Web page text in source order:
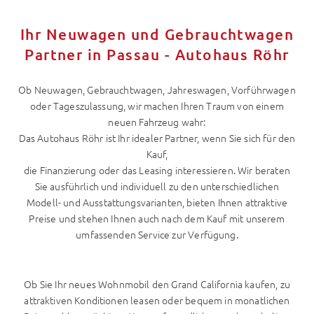
Ihr Neuwagen und Gebrauchtwagen
Partner in Passau - Autohaus Röhr
Ob Neuwagen, Gebrauchtwagen, Jahreswagen, Vorführwagen
oder Tageszulassung, wir machen Ihren Traum von einem
neuen Fahrzeug wahr:
Das Autohaus Röhr ist Ihr idealer Partner, wenn Sie sich für den
Kauf,
die Finanzierung oder das Leasing interessieren. Wir beraten
Sie ausführlich und individuell zu den unterschiedlichen
Modell- und Ausstattungsvarianten, bieten Ihnen attraktive
Preise und stehen Ihnen auch nach dem Kauf mit unserem
umfassenden Service zur Verfügung.
Ob Sie Ihr neues Wohnmobil den Grand California kaufen, zu
attraktiven Konditionen leasen oder bequem in monatlichen